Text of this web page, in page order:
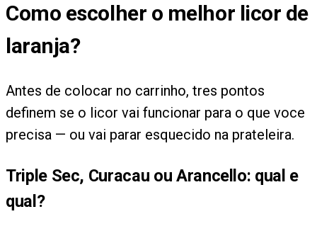
Como escolher o melhor licor de
laranja?
Antes de colocar no carrinho, tres pontos
definem se o licor vai funcionar para o que voce
precisa — ou vai parar esquecido na prateleira.
Triple Sec, Curacau ou Arancello: qual e
qual?